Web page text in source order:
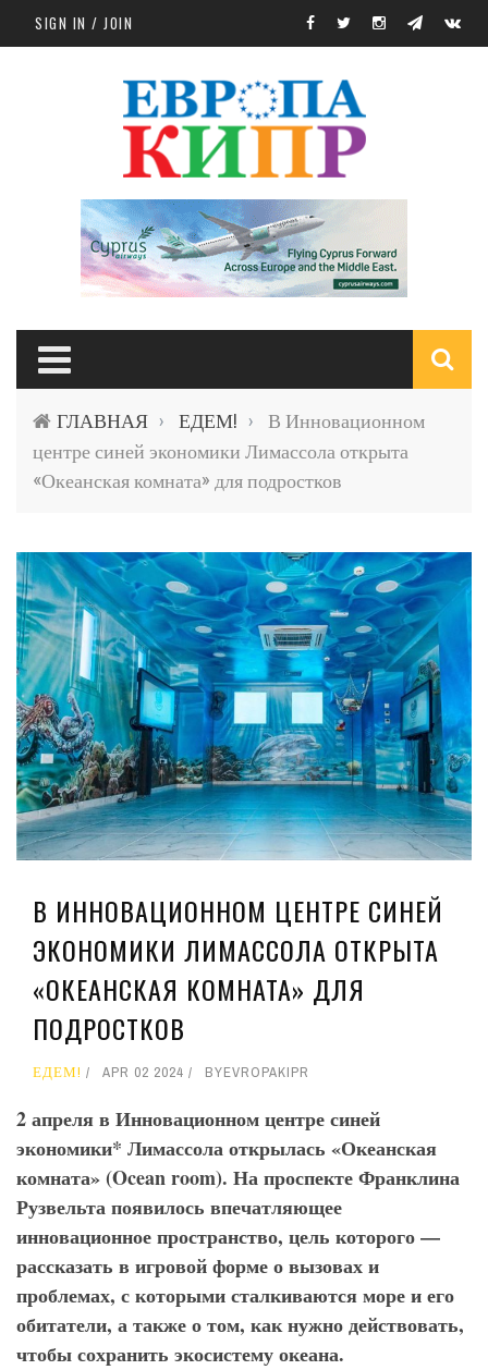
Skip to main content
SIGN IN / JOIN
ГЛАВНАЯ › ЕДЕМ! ›
В Инновационном
центре синей экономики Лимассола открыта
«Океанская комната» для подростков
В ИННОВАЦИОННОМ ЦЕНТРЕ СИНЕЙ
ЭКОНОМИКИ ЛИМАССОЛА ОТКРЫТА
«ОКЕАНСКАЯ КОМНАТА» ДЛЯ
ПОДРОСТКОВ
ЕДЕМ! APR 02 2024 BYEVROPAKIPR
2 апреля в Инновационном центре синей
экономики* Лимассола открылась «Океанская
комната» (Oceanroom). На проспекте Франклина
Рузвельта появилось впечатляющее
инновационное пространство, цель которого —
рассказать в игровой форме о вызовах и
проблемах, с которыми сталкиваются море и его
обитатели, а также о том, как нужно действовать,
чтобы сохранить экосистему океана.